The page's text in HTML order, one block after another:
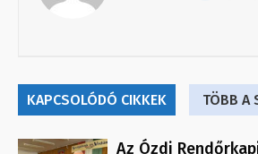
KAPCSOLÓDÓ CIKKEK TÖBB A
Az Ózdi